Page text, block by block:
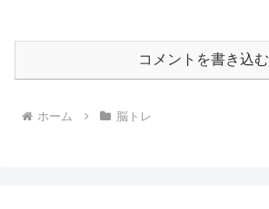
コメントを書き込む
ホーム 脳トレ